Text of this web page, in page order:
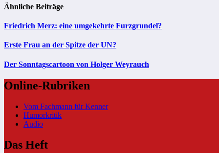
Ähnliche Beiträge
Friedrich Merz: eine umgekehrte Furzgrundel?
Erste Frau an der Spitze der UN?
Der Sonntagscartoon von Holger Weyrauch
Online-Rubriken
Vom Fachmann für Kenner
Humorkritik
Audio
Das Heft